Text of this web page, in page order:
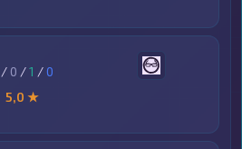
/ 0 /1 /0
5,0 ★